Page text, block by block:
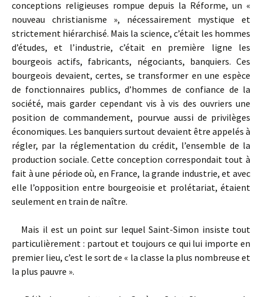
conceptions religieuses rompue depuis la Réforme, un «
nouveau christianisme », nécessairement mystique et
strictement hiérarchisé. Mais la science, c’était les hommes
d’études, et l’industrie, c’était en première ligne les
bourgeois actifs, fabricants, négociants, banquiers. Ces
bourgeois devaient, certes, se transformer en une espèce
de fonctionnaires publics, d’hommes de confiance de la
société, mais garder cependant vis à vis des ouvriers une
position de commandement, pourvue aussi de privilèges
économiques. Les banquiers surtout devaient être appelés à
régler, par la réglementation du crédit, l’ensemble de la
production sociale. Cette conception correspondait tout à
fait à une période où, en France, la grande industrie, et avec
elle l’opposition entre bourgeoisie et prolétariat, étaient
seulement en train de naître.
Mais il est un point sur lequel Saint-Simon insiste tout
particulièrement : partout et toujours ce qui lui importe en
premier lieu, c’est le sort de « la classe la plus nombreuse et
la plus pauvre ».